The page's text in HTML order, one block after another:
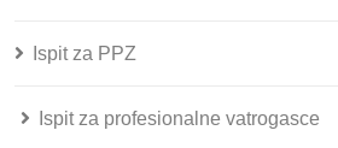
Ispit za PPZ
Ispit za profesionalne vatrogasce